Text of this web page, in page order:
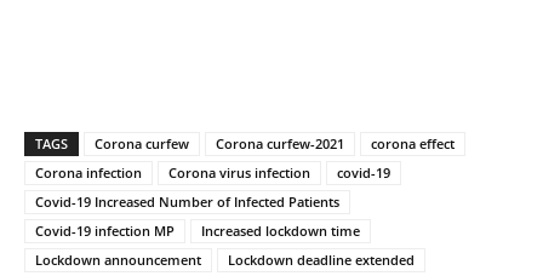
TAGS Corona curfew Corona curfew-2021
corona effect
Corona infection
Corona virus infection
covid-19
Covid-19 Increased Number of Infected Patients
Covid-19 infection MP
Increased lockdown time
Lockdown announcement
Lockdown deadline extended